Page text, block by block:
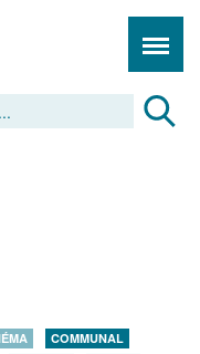
COMMUNAL